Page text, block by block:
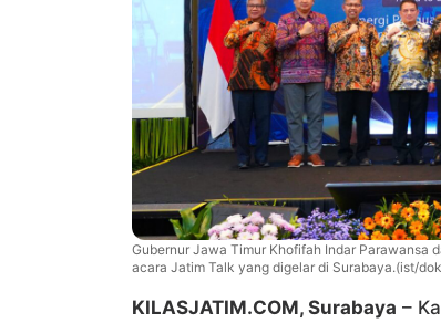
Gubernur Jawa Timur Khofifah Indar Parawansa
acara Jatim Talk yang digelar di Surabaya.(ist/
KILASJATIM.COM, Surabaya –